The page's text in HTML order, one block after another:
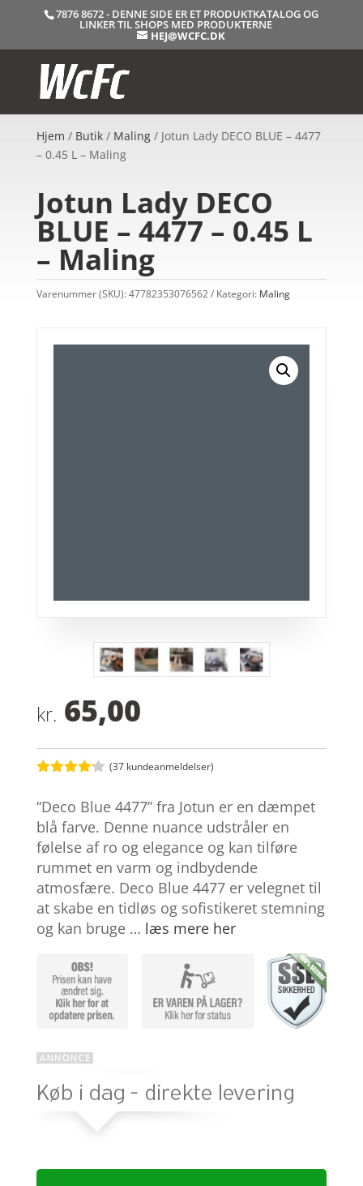
7876 8672 - DENNE SIDE ER ET PRODUKTKATALOG OG
LINKER TIL SHOPS MED PRODUKTERNE
HEJ@WCFC.DK
Hjem / Butik/ Maling/ Jotun Lady DECO BLUE – 4477
– 0.45 L – Maling
Jotun Lady DECO
BLUE – 4477 – 0.45 L
– Maling
Varenummer (SKU):47782353076562 Kategori: Maling
kr. 65,00
ud af 5
baseret
på
kundebedø
mmelser
(37 kundeanmeldelser)
“Deco Blue 4477” fra Jotun er en dæmpet
blå farve. Denne nuance udstråler en
følelse af ro og elegance og kan tilføre
rummet en varm og indbydende
atmosfære. Deco Blue 4477 er velegnet til
at skabe en tidløs og sofistikeret stemning
og kan bruge … læs mere her